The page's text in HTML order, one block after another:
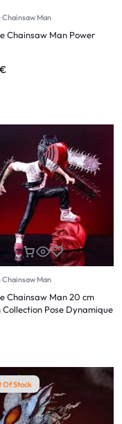
Chainsaw Man
Chainsaw Man Power
€
Chainsaw Man
Chainsaw Man 20 cm
Collection Pose Dynamique
Of Stock